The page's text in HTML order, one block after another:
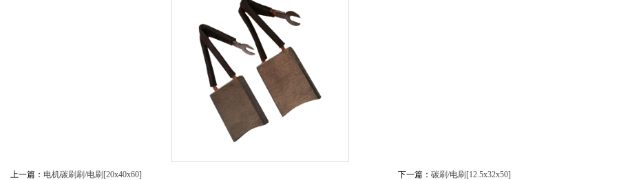
上一篇： 电机碳刷刷/电刷[20x40x60] 下一篇： 碳刷/电刷[12.5x32x50]